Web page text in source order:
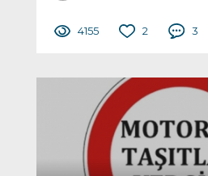
4155 2 3